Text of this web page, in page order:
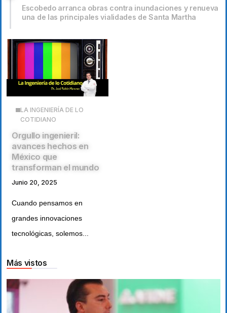
Escobedo arranca obras contra inundaciones y renueva
una de las principales vialidades de Santa Martha
LA INGENIERÍA DE LO
COTIDIANO
Orgullo ingenieril:
avances hechos en
México que
transforman el mundo
Junio 20, 2025
Cuando pensamos en
grandes innovaciones
tecnológicas, solemos...
Más vistos